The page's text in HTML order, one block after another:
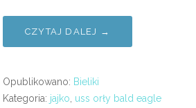
CZYTAJ DALEJ →
Opublikowano: Bieliki
Kategoria: jajko uss orły bald eagle